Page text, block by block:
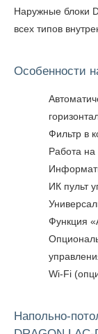
Наружные блоки
всех типов
Особенности
Фильтр в
Работа
ИК пульт
Функция
Wi-Fi
Напольно-